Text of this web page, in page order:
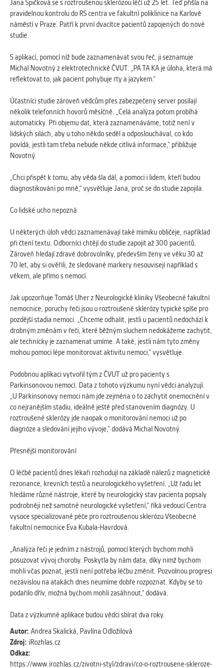
ANALYTICKÉ
statistických údajů, které nám pomáhají
vylepšovat naše aplikace. Zpravidla jde o
cookies systémů třetích stran, které k
MARKETINGOVÉ
Využívané za účelem zobrazení
správných nabídek a cílení obsahu podle
Vašich preferencí. Zpravidla jde o
s analýzou uživatelského chování
pomáhají.
Cookies, které aplikace nedokáže zařadit.
Naším cílem je, aby tato kategorie
zůstala prázdná a všechny cookies byly
přiřazeny do některé z kategorií
uvedených výše.
Jana Špičková se s roztroušenou sklerózou léčí už 25 let. Teď přišla na
pravidelnou kontrolu do RS centra ve fakultní poliklinice na Karlově
náměstí v Praze. Patří k první dvacítce pacientů zapojených do nové
studie.
S aplikací, pomocí níž bude zaznamenávat svou řeč, ji seznamuje
Michal Novotný z elektrotechnické ČVUT. „PA TA KA je úloha, která má
reflektovat to, jak pacient pohybuje rty a jazykem.“
Účastníci studie zároveň vědcům přes zabezpečený server posílají
několik telefonních hovorů měsíčně. „Celá analýza potom probíhá
automaticky. Při objemu dat, která zaznamenáváme, totiž není v
lidských silách, aby u toho někdo seděl a odposlouchával, co kdo
povídá, jestli tam třeba nebude někde citlivá informace,“ přibližuje
Novotný.
„Chci přispět k tomu, aby věda šla dál, a pomoci i lidem, kteří budou
diagnostikováni po mně,“ vysvětluje Jana, proč se do studie zapojila.
Co lidské ucho nepozná
U některých úloh vědci zaznamenávají také mimiku obličeje, například
při čtení textu. Odborníci chtějí do studie zapojit až 300 pacientů.
Zároveň hledají zdravé dobrovolníky, především ženy ve věku 30 až
70 let, aby si ověřili, že sledované markery nesouvisejí například s
věkem, ale přímo s nemocí.
Jak upozorňuje Tomáš Uher z Neurologické kliniky Všeobecné fakultní
nemocnice, poruchy řeči jsou u roztroušené sklerózy typické spíše pro
pozdější stadia nemoci. „Chceme odhalit, jestli u pacientů nedochází k
drobným změnám v řeči, které běžným sluchem nedokážeme zachytit,
ale technicky je zaznamenat umíme. A také, jestli nám tyto změny
mohou pomoci lépe monitorovat aktivitu nemoci,“ vysvětluje.
Podobnou aplikaci vytvořil tým z ČVUT už pro pacienty s
Parkinsonovou nemocí. Data z tohoto výzkumu nyní vědci analyzují.
„U Parkinsonovy nemoci nám jde zejména o to zachytit onemocnění v
co nejranějším stadiu, ideálně ještě před stanovením diagnózy. U
roztroušené sklerózy jde naopak o monitorování nemoci už po
diagnóze a sledování jejího vývoje,“ dodává Michal Novotný.
Přesnější monitorování
O léčbě pacientů dnes lékaři rozhodují na základě nálezů z magnetické
rezonance, krevních testů a neurologického vyšetření. „Už řadu let
hledáme různé nástroje, které by neurologický stav pacienta popsaly
podrobněji než samotné neurologické vyšetření,“ říká vedoucí Centra
vysoce specializované péče pro roztroušenou sklerózu Všeobecné
fakultní nemocnice Eva Kubala-Havrdová.
„Analýza řeči je jedním z nástrojů, pomocí kterých bychom mohli
posuzovat vývoj choroby. Poskytla by nám data, díky nimž bychom
mohli včas poznat, jestli není potřeba léčbu změnit. Pozvolnou progresi
nezávislou na atakách dnes neumíme dobře rozpoznat. Kdyby se to
podařilo dřív, možná bychom mohli zasáhnout,“ dodává.
Data z výzkumné aplikace budou vědci sbírat dva roky.
Autor: Andrea Skalická, Pavlína Odložilová
Zdroj: iRozhlas.cz
Odkaz:
https://www.irozhlas.cz/zivotni-styl/zdravi/co-o-roztrousene-skleroze-